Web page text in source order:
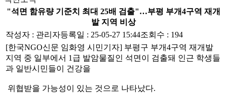
"석면 함유량 기준치 최대 25배 검출"…부평 부개4구역 재개
발 지역 비상
작성자 : 관리자등록일 : 25-05-27 15:44조회수 : 194
[한국NGO신문 임화영 시민기자] 부평구 부개4구역 재개발
지역 중 일부에서 1급 발암물질인 석면이 검출돼 인근 학생들
과 일반시민들이 건강을
위협받을 가능성이 있는 것으로 나타났다.